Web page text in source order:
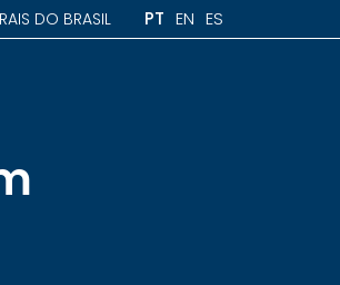
DO BRASIL PT EN ES